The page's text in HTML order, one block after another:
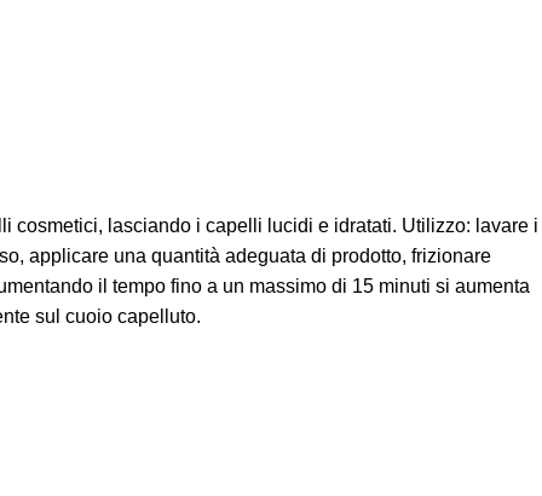
cosmetici, lasciando i capelli lucidi e idratati. Utilizzo: lavare i
applicare una quantità adeguata di prodotto, frizionare
il tempo fino a un massimo di 15 minuti si aumenta
sul cuoio capelluto.